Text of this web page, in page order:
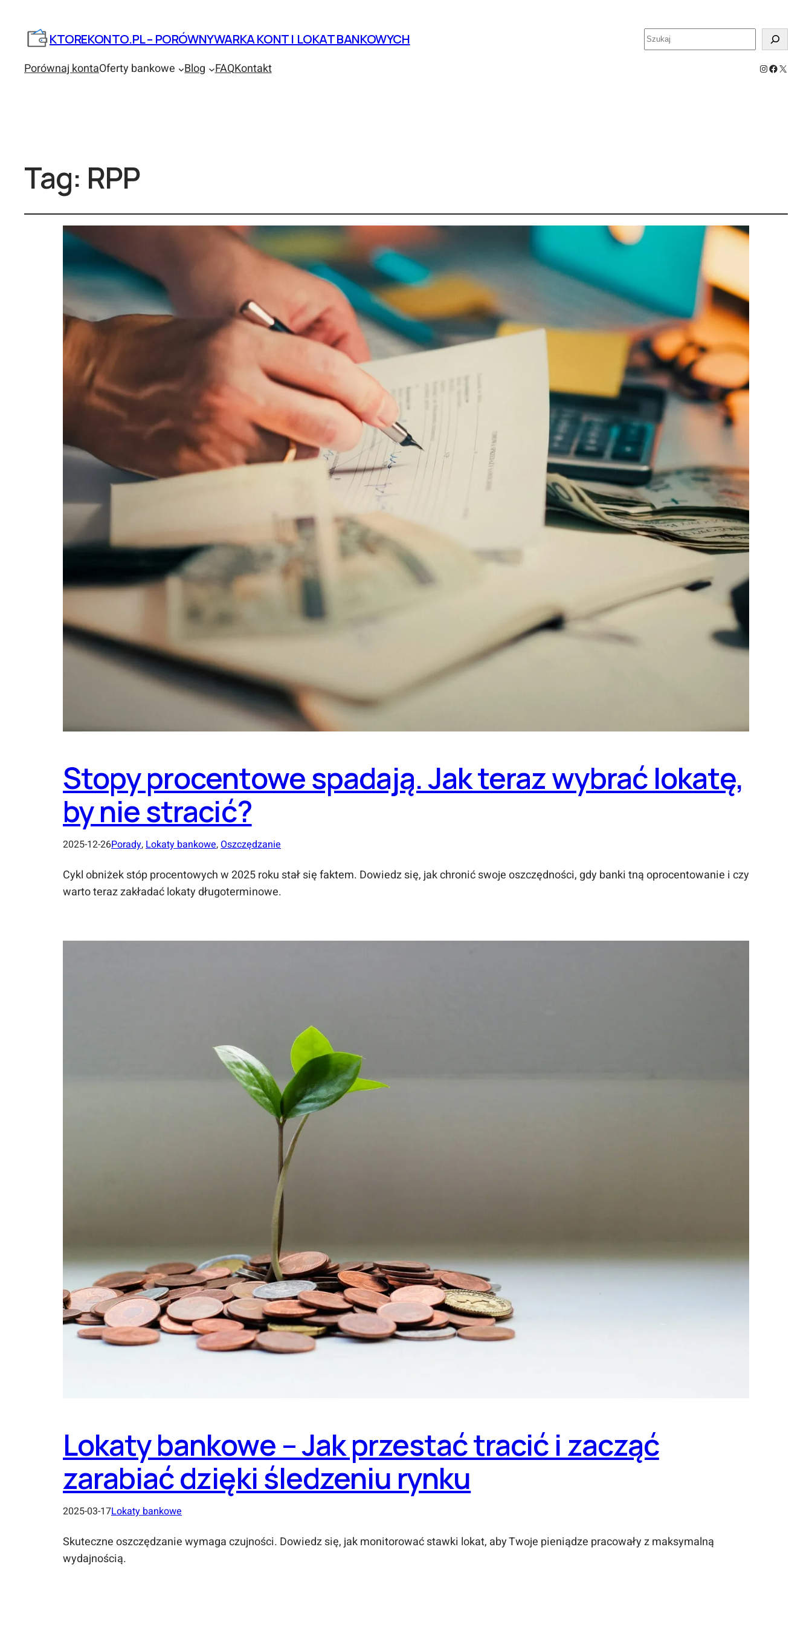
KTOREKONTO.PL – PORÓWNYWARKA KONT I LOKAT BANKOWYCH
Szukaj
Porównaj kontaOferty bankowe Blog FAQKontakt Instagram
Facebook
X
Tag: RPP
Stopy procentowe spadają. Jak teraz wybrać lokatę,
by nie stracić?
2025-12-26Porady, Lokaty bankowe, Oszczędzanie
Cykl obniżek stóp procentowych w 2025 roku stał się faktem. Dowiedz się, jak chronić swoje oszczędności, gdy banki tną oprocentowanie i czy
warto teraz zakładać lokaty długoterminowe.
Lokaty bankowe – Jak przestać tracić i zacząć
zarabiać dzięki śledzeniu rynku
2025-03-17Lokaty bankowe
Skuteczne oszczędzanie wymaga czujności. Dowiedz się, jak monitorować stawki lokat, aby Twoje pieniądze pracowały z maksymalną
wydajnością.